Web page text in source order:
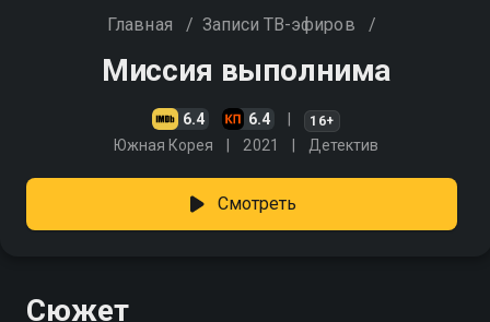
Главная / Записи ТВ-эфиров /
Миссия выполнима
6.4 6.4 16+
Южная Корея 2021 Детектив
Смотреть
Сюжет